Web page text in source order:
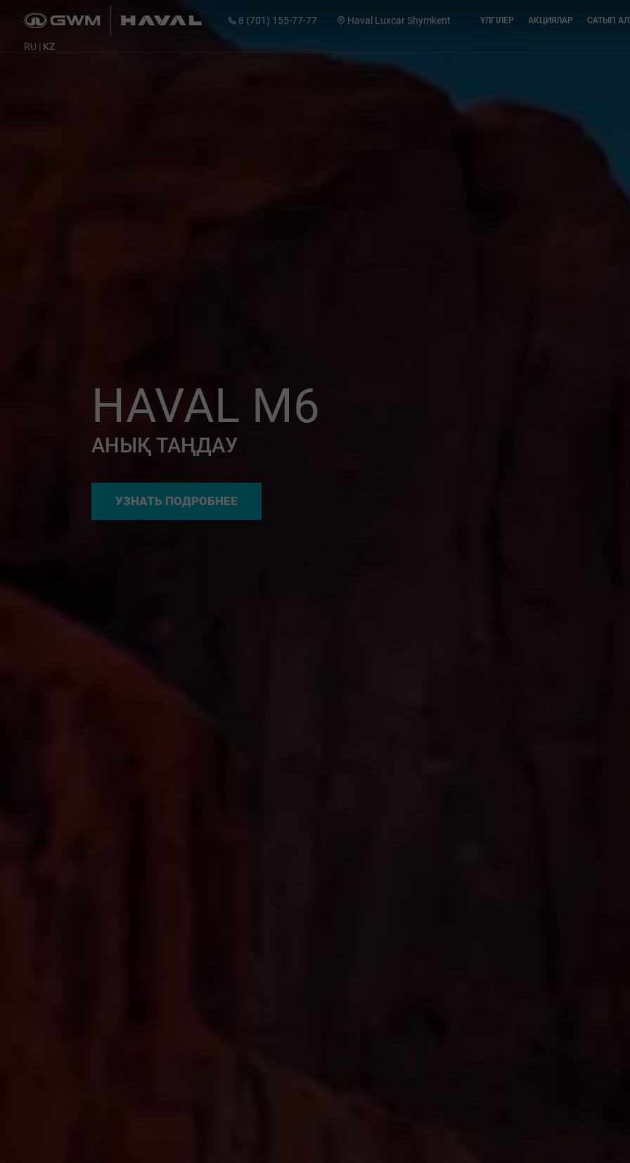
8 (701) 155-77-77 Haval Luxcar Shymkent ҮЛГІЛЕР АКЦИЯЛАР САТЫП
RU | KZ
УЗНАТЬ ПОДРОБНЕЕ